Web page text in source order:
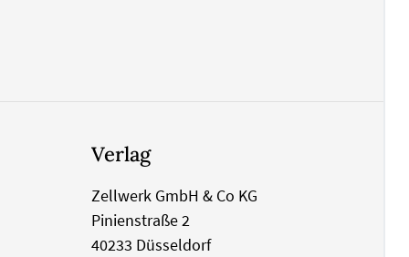
Verlag
Zellwerk GmbH & Co KG
Pinienstraße 2
40233 Düsseldorf